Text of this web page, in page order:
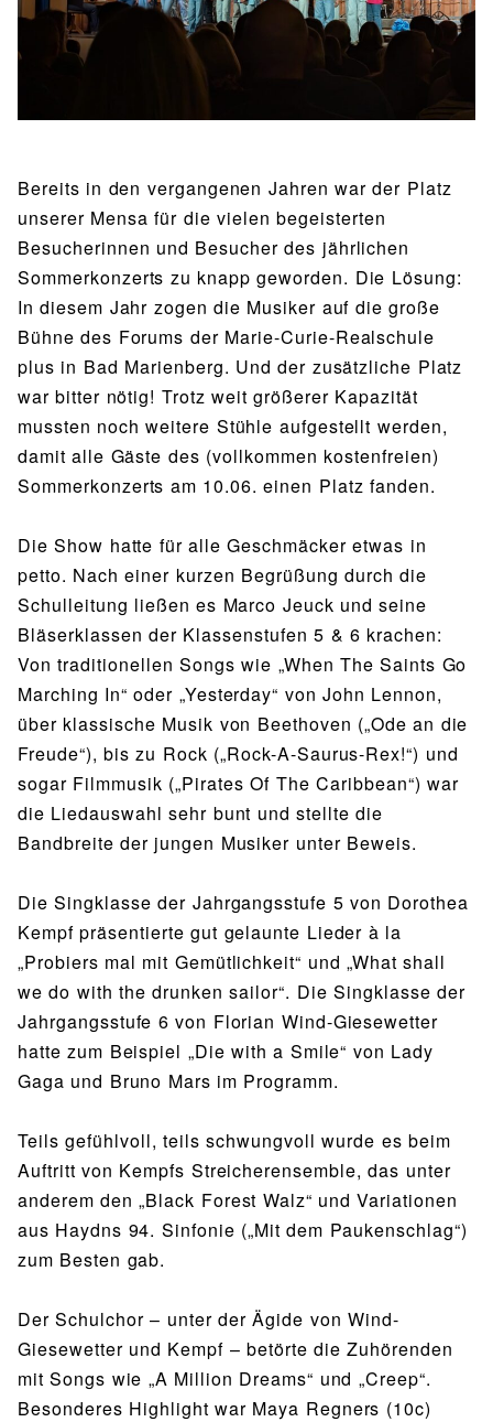
BIBLIOTHEK
Bibliothek Bibliothekskatalog
Schulbuchausleihe
Mensa & Bistro Speiseplan
Ernährungskonzept
Food Scouts
FAQs
SPORT
Bereits in den vergangenen Jahren war der Platz
unserer Mensa für die vielen begeisterten
Besucherinnen und Besucher des jährlichen
Sommerkonzerts zu knapp geworden. Die Lösung:
In diesem Jahr zogen die Musiker auf die große
Bühne des Forums der Marie-Curie-Realschule
plus in Bad Marienberg. Und der zusätzliche Platz
war bitter nötig! Trotz weit größerer Kapazität
mussten noch weitere Stühle aufgestellt werden,
damit alle Gäste des (vollkommen kostenfreien)
Sommerkonzerts am 10.06. einen Platz fanden.
Die Show hatte für alle Geschmäcker etwas in
petto. Nach einer kurzen Begrüßung durch die
Schulleitung ließen es Marco Jeuck und seine
Bläserklassen der Klassenstufen 5 & 6 krachen:
Von traditionellen Songs wie „When The Saints Go
Marching In“ oder „Yesterday“ von John Lennon,
über klassische Musik von Beethoven („Ode an die
Freude“), bis zu Rock („Rock-A-Saurus-Rex!“) und
sogar Filmmusik („Pirates Of The Caribbean“) war
die Liedauswahl sehr bunt und stellte die
Bandbreite der jungen Musiker unter Beweis.
Die Singklasse der Jahrgangsstufe 5 von Dorothea
Kempf präsentierte gut gelaunte Lieder à la
„Probiers mal mit Gemütlichkeit“ und „What shall
we do with the drunken sailor“. Die Singklasse der
Jahrgangsstufe 6 von Florian Wind-Giesewetter
hatte zum Beispiel „Die with a Smile“ von Lady
Gaga und Bruno Mars im Programm.
Teils gefühlvoll, teils schwungvoll wurde es beim
Auftritt von Kempfs Streicherensemble, das unter
anderem den „Black Forest Walz“ und Variationen
aus Haydns 94. Sinfonie („Mit dem Paukenschlag“)
zum Besten gab.
Der Schulchor – unter der Ägide von Wind-
Giesewetter und Kempf – betörte die Zuhörenden
mit Songs wie „A Million Dreams“ und „Creep“.
Besonderes Highlight war Maya Regners (10c)